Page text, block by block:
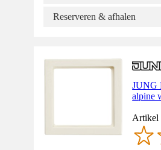
Reserveren & afhalen
JUNG
alpine
Artikel